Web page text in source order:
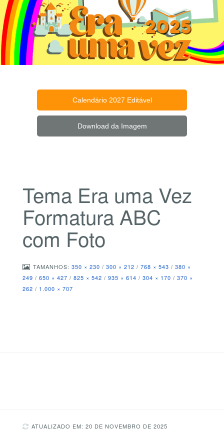
Calendário 2027 Editável
Download da Imagem
Tema Era uma Vez
Formatura ABC
com Foto
TAMANHOS: 350 × 230 / 300 × 212 / 768 × 543 / 380 ×
249 / 650 × 427 / 825 × 542 / 935 × 614 / 304 × 170 / 370 ×
262 / 1.000 × 707
ATUALIZADO EM: 20 DE NOVEMBRO DE 2025